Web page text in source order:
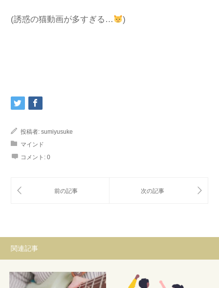
(誘惑の猫動画が多すぎる… )
投稿者: sumiyusuke
マインド
コメント: 0
関連記事